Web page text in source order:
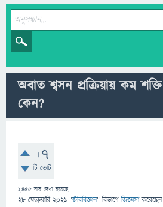
অবাত শ্বসন প্রক্রিয়ায় কম
কেন?
+7
টি ভোট
1,455 বার দেখা হয়েছে
28 ফেব্রুয়ারি 2021 "জীববিজ্ঞান" বিভাগে জিজ্ঞাসাকরেছেন